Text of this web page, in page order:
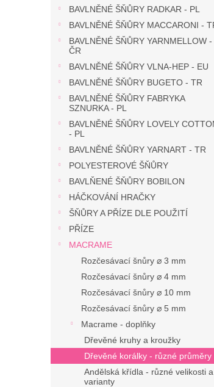
BAVLNĚNÉ ŠŇŮRY RADKAR - PL
BAVLNĚNÉ ŠŇŮRY MACCARONI -
BAVLNĚNÉ ŠŇŮRY YARNMELLOW -
ČR
BAVLNĚNÉ ŠŇŮRY VLNA-HEP - EU
BAVLNĚNÉ ŠŇŮRY BUGETO - TR
BAVLNĚNÉ ŠŇŮRY FABRYKA
SZNURKA - PL
BAVLNĚNÉ ŠŇŮRY LOVELY
- PL
BAVLNĚNÉ ŠŇŮRY YARNART - TR
POLYESTEROVÉ ŠŇŮRY
BAVLŇENÉ ŠŇŮRY BOBILON
HÁČKOVÁNÍ HRAČKY
ŠŇŮRY A PŘÍZE DLE POUŽITÍ
PŘÍZE
MACRAME
Rozčesávací šnůry ⌀ 3 mm
Rozčesávací šnůry ⌀ 4 mm
Rozčesávací šnůry ⌀ 10 mm
Rozčesávací šnůry ⌀ 5 mm
Macrame - doplňky
Dřevěné kruhy a kroužky
Dřevěné korálky - různé průměry
Andělská křídla - různé velikosti a
varianty